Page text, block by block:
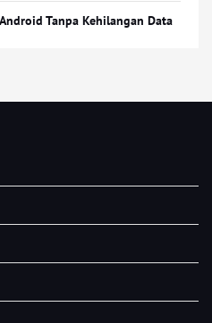
Tanpa Kehilangan Data